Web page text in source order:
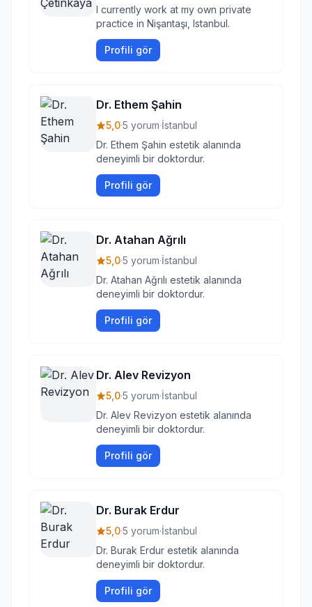
I currently work at my own private
practice in Nişantaşı, Istanbul.
Profili gör
Dr. Ethem Şahin
5,0·5 yorum·İstanbul
Dr. Ethem Şahin estetik alanında
deneyimli bir doktordur.
Profili gör
Dr. Atahan Ağrılı
5,0·5 yorum·İstanbul
Dr. Atahan Ağrılı estetik alanında
deneyimli bir doktordur.
Profili gör
Dr. Alev Revizyon
5,0·5 yorum·İstanbul
Dr. Alev Revizyon estetik alanında
deneyimli bir doktordur.
Profili gör
Dr. Burak Erdur
5,0·5 yorum·İstanbul
Dr. Burak Erdur estetik alanında
deneyimli bir doktordur.
Profili gör